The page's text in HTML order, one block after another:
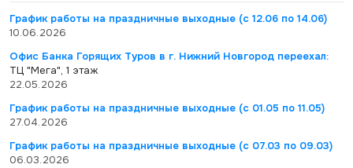
График работы на праздничные выходные (с 12.06 по 14.06)
10.06.2026
Офис Банка Горящих Туров в г. Нижний Новгород переехал:
ТЦ "Мега", 1 этаж
22.05.2026
График работы на праздничные выходные (с 01.05 по 11.05)
27.04.2026
График работы на праздничные выходные (с 07.03 по 09.03)
06.03.2026